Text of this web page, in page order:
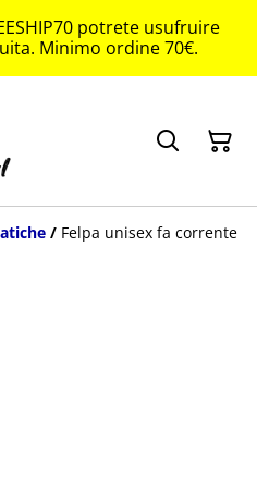
potrete usufruire
Minimo ordine 70€.
/ Felpa unisex fa corrente